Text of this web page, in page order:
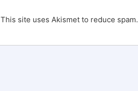
This site uses Akismet to reduce spam.